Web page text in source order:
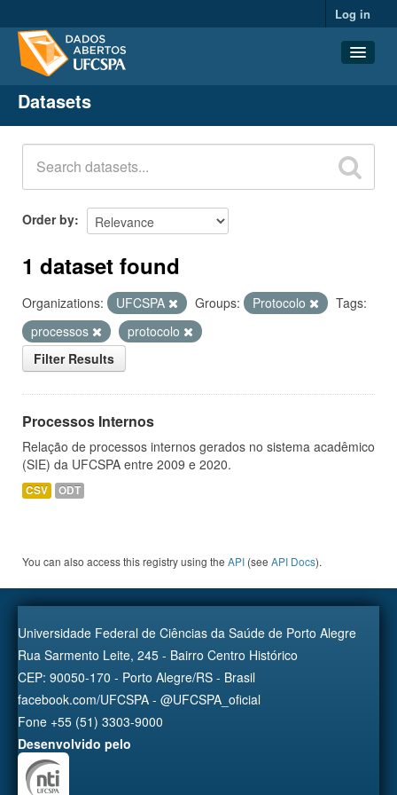
Log in
Datasets
Organizations
Groups
About
Datasets
Order by
1 dataset found
Organizations: UFCSPA Groups: Protocolo
Tags:
processos
protocolo
Filter Results
Processos Internos
Relação de processos internos gerados no sistema acadêmico
(SIE) da UFCSPA entre 2009 e 2020.
CSV ODT
You can also access this registry using the API (see API Docs).
Universidade Federal de Ciências da Saúde de Porto Alegre
Rua Sarmento Leite, 245 - Bairro Centro Histórico
CEP: 90050-170 - Porto Alegre/RS - Brasil
facebook.com/UFCSPA - @UFCSPA_oficial
Fone +55 (51) 3303-9000
Desenvolvido pelo